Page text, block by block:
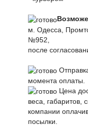
м. Одесса,
№952,
после
момента оплаты.
Цена
веса, габаритов,
компании
посылки.